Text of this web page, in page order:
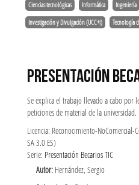
Ciencias tecnológicas Informática Ingeniería
Investigación y Divulgación (UCC+i) Tecnología
PRESENTACIÓN
Se explica el trabajo llevado a cabo por
peticiones de material de la universidad.
Licencia: Reconocimiento-NoComercial-
SA 3.0 ES)
Serie: Presentación Becarios TIC
Autor: Hernández, Sergio